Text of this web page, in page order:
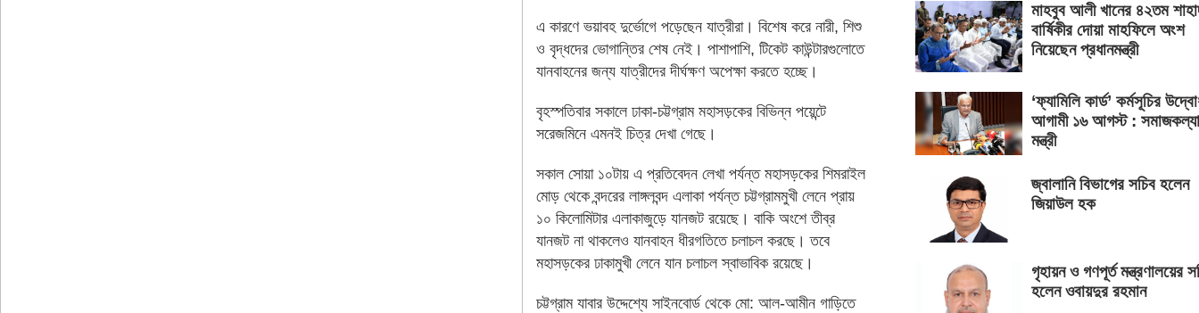
এ কারণে ভয়াবহ দুর্ভোগে পড়েছেন যাত্রীরা। বিশেষ করে নারী, শিশু
ও বৃদ্ধদের ভোগান্তির শেষ নেই। পাশাপাশি, টিকেট কাউন্টারগুলোতে
যানবাহনের জন্য যাত্রীদের দীর্ঘক্ষণ অপেক্ষা করতে হচ্ছে।
বৃহস্পতিবার সকালে ঢাকা-চট্টগ্রাম মহাসড়কের বিভিন্ন পয়েন্টে
সরেজমিনে এমনই চিত্র দেখা গেছে।
সকাল সোয়া ১০টায় এ প্রতিবেদন লেখা পর্যন্ত মহাসড়কের শিমরাইল
মোড় থেকে বন্দরের লাঙ্গলবন্দ এলাকা পর্যন্ত চট্টগ্রামমুখী লেনে প্রায়
১০ কিলোমিটার এলাকাজুড়ে যানজট রয়েছে। বাকি অংশে তীব্র
যানজট না থাকলেও যানবাহন ধীরগতিতে চলাচল করছে। তবে
মহাসড়কের ঢাকামুখী লেনে যান চলাচল স্বাভাবিক রয়েছে।
চট্টগ্রাম যাবার উদ্দেশ্যে সাইনবোর্ড থেকে মো: আল-আমীন গাড়িতে
মাহবুব আলী খানের ৪২তম
বার্ষিকীর দোয়া মাহফিলে অংশ
নিয়েছেন প্রধানমন্ত্রী
‘ফ্যামিলি কার্ড’ কর্মসূচির
আগামী ১৬ আগস্ট :
মন্ত্রী
জ্বালানি বিভাগের সচিব হলেন
জিয়াউল হক
গৃহায়ন ও গণপূর্ত মন্ত্রণালয়ের
হলেন ওবায়দুর রহমান